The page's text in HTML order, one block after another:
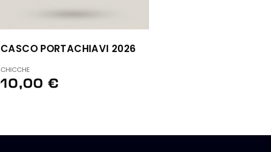
CASCO PORTACHIAVI 2026
CHICCHE
10,00 €